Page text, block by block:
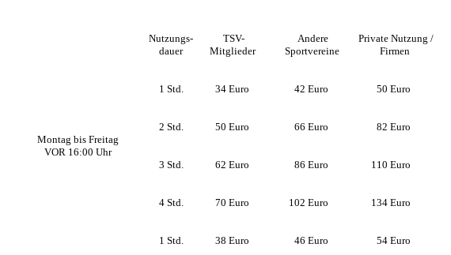
Nutzungs-
dauer
TSV-
Mitglieder
Andere
Sportvereine
Private Nutzung /
Firmen
Montag bis Freitag
VOR 16:00 Uhr
1 Std. 34 Euro 42 Euro 50 Euro
2 Std. 50 Euro 66 Euro 82 Euro
3 Std. 62 Euro 86 Euro 110 Euro
4 Std. 70 Euro 102 Euro 134 Euro
1 Std. 38 Euro 46 Euro 54 Euro